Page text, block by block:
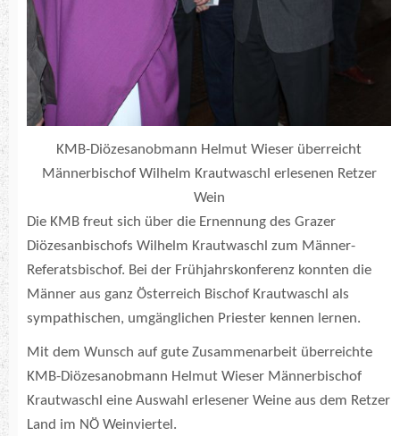
KMB-Diözesanobmann Helmut Wieser überreicht
Männerbischof Wilhelm Krautwaschl erlesenen Retzer
Wein
Die KMB freut sich über die Ernennung des Grazer
Diözesanbischofs Wilhelm Krautwaschl zum Männer-
Referatsbischof. Bei der Frühjahrskonferenz konnten die
Männer aus ganz Österreich Bischof Krautwaschl als
sympathischen, umgänglichen Priester kennen lernen.
Mit dem Wunsch auf gute Zusammenarbeit überreichte
KMB-Diözesanobmann Helmut Wieser Männerbischof
Krautwaschl eine Auswahl erlesener Weine aus dem Retzer
Land im NÖ Weinviertel.